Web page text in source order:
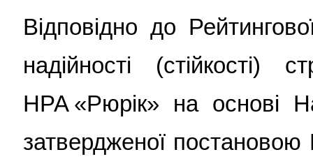
Відповідно до
надійності (стійкості)
НРА «Рюрік» на основі
затвердженої постановою